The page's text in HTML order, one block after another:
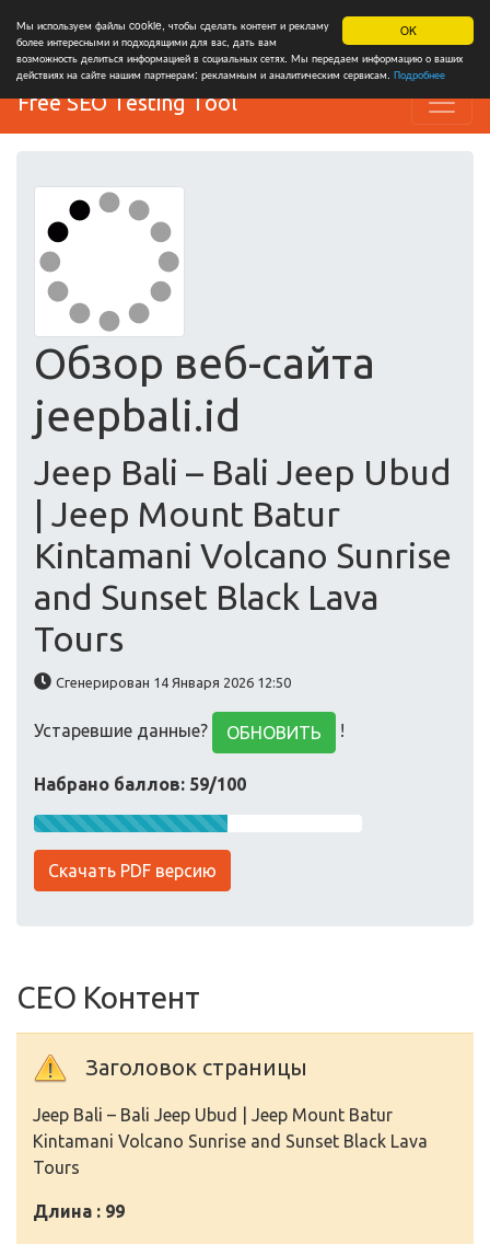
OK
Мы используем файлы cookie, чтобы сделать контент и рекламу
более интересными и подходящими для вас, дать вам
возможность делиться информацией в социальных сетях. Мы передаем информацию о ваших
действиях на сайте нашим партнерам: рекламным и аналитическим сервисам. Подробнее
Free SEO Testing Tool
Обзор веб-сайта
jeepbali.id
Jeep Bali – Bali Jeep Ubud
| Jeep Mount Batur
Kintamani Volcano Sunrise
and Sunset Black Lava
Tours
Сгенерирован 14 Января 2026 12:50
Устаревшие данные? ОБНОВИТЬ !
Набрано баллов: 59/100
Скачать PDF версию
СЕО Контент
Заголовок страницы
Jeep Bali – Bali Jeep Ubud | Jeep Mount Batur
Kintamani Volcano Sunrise and Sunset Black Lava
Tours
Длина : 99